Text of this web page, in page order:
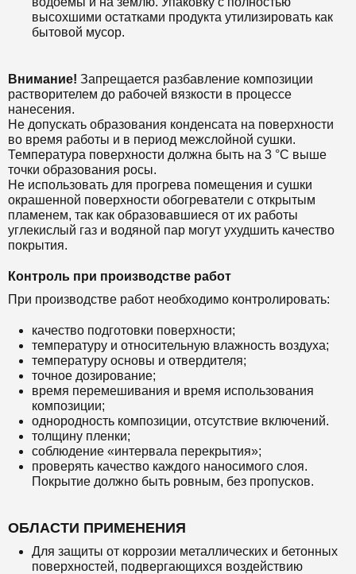
высохшими остатками продукта утилизировать как
бытовой мусор.
Внимание! Запрещается разбавление композиции
растворителем до рабочей вязкости в процессе
нанесения.
Не допускать образования конденсата на поверхности
во время работы и в период межслойной сушки.
Температура поверхности должна быть на 3 °С выше
точки образования росы.
Не использовать для прогрева помещения и сушки
окрашенной поверхности обогреватели с открытым
пламенем, так как образовавшиеся от их работы
углекислый газ и водяной пар могут ухудшить качество
покрытия.
Контроль при производстве работ
При производстве работ необходимо контролировать:
качество подготовки поверхности;
температуру и относительную влажность воздуха;
температуру основы и отвердителя;
точное дозирование;
время перемешивания и время использования
композиции;
однородность композиции, отсутствие включений.
толщину пленки;
соблюдение «интервала перекрытия»;
проверять качество каждого наносимого слоя.
Покрытие должно быть ровным, без пропусков.
ОБЛАСТИ ПРИМЕНЕНИЯ
Для защиты от коррозии металлических и бетонных
поверхностей, подвергающихся воздействию